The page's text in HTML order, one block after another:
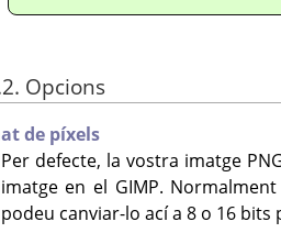
Opcions
de píxels
Per defecte, la vostra imatge
imatge en el GIMP.
podeu canviar-lo ací a 8 o 16 bits